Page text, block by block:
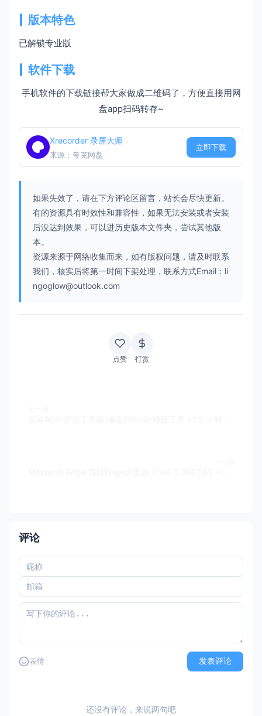
版本特色
已解锁专业版
软件下载
手机软件的下载链接帮大家做成二维码了，方便直接用网
盘app扫码转存~
Xrecorder 录屏大师
来源：夸克网盘
立即下载
如果失效了，请在下方评论区留言，站长会尽快更新。
有的资源具有时效性和兼容性，如果无法安装或者安装
后没达到效果，可以进历史版本文件夹，尝试其他版
本。
资源来源于网络收集而来，如有版权问题，请及时联系
我们，核实后将第一时间下架处理，联系方式Email：li
ngoglow@outlook.com
点赞 打赏
评论
表情 发表评论
还没有评论，来说两句吧